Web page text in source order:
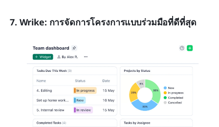
7. Wrike: การจัดการโครงการแบบร่วมมือที่ดีที่สุด